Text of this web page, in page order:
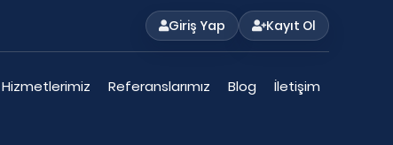
Giriş Yap Kayıt Ol
Hizmetlerimiz Referanslarımız Blog İletişim